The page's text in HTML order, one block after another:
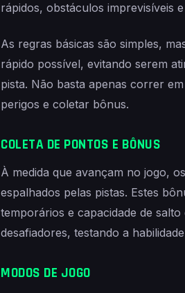
rápidos, obstáculos imprevisíveis
As regras básicas são simples,
rápido possível, evitando serem
pista. Não basta apenas correr
perigos e coletar bônus.
COLETA DE PONTOS E BÔNUS
À medida que avançam no jogo,
espalhados pelas pistas. Estes
temporários e capacidade de
desafiadores, testando a
MODOS DE JOGO